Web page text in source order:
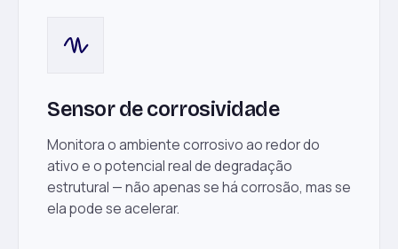
Sensor de corrosividade
Monitora o ambiente corrosivo ao redor do
ativo e o potencial real de degradação
estrutural — não apenas se há corrosão, mas se
ela pode se acelerar.